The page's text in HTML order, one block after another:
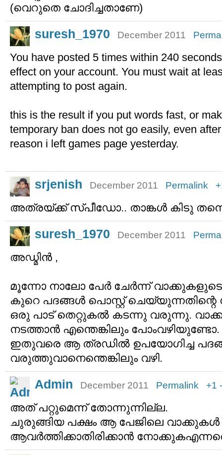
(വെറുതെ ചോദിച്ചതാണേ)
suresh_1970 December 2011
You have posted 5 times within 240
effect on your account. You must wait at
attempting to post again.
this is the result if you put words fast, or
temporary ban does not go easily, even
reason i left games page yesterday.
srjenish December 2011 Permalink
അത്രയ്ക്ക് സ്പീഡോ.. താങ്കള്‍ കിടു
suresh_1970 December 2011
അഡ്മിന്‍ ,
മൂന്നോ നാലോ പേര്‍ ചേര്‍ന്ന്
കുറെ പദങ്ങള്‍ പൊസ്റ്റ്
ഒരു പാട് തെറ്റുകല്‍ കടന്നു വരുന്നു.
നടത്താന്‍ എന്തെങ്കിലും
ഇതുവരെ ആ ത്രഡില്‍ ഉപയോഗിച്ച
വരുത്തുവാനെന്തെങ്കിലും വഴി.
Admin December 2011 Permalink +1
അത് പറ്റുമെന്ന് തോന്നുന്നില്ല.
ചുരുങ്ങിയ പക്ഷം ആ പേജിലെ വാക്കുകള്‍
ആവര്‍ത്തിക്കാതിരിക്കാന്‍